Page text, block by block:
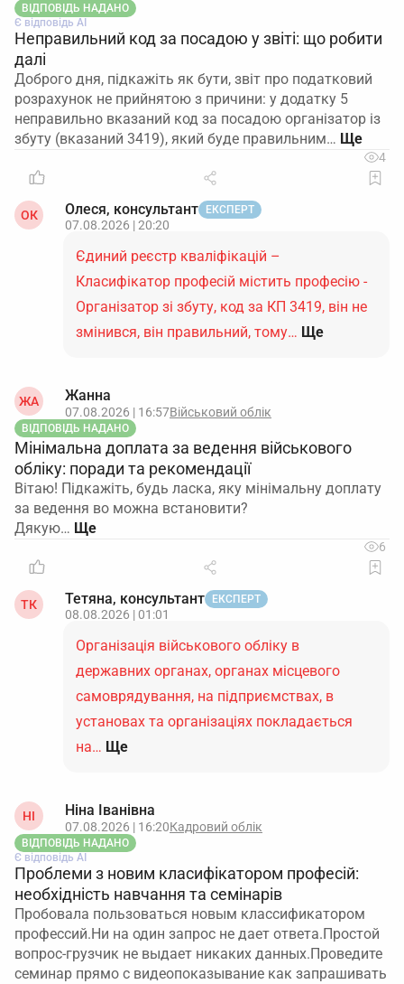
ВІДПОВІДЬ НАДАНО
Є відповідь АІ
Неправильний код за посадою у звіті: що робити
далі
Доброго дня, підкажіть як бути, звіт про податковий
розрахунок не прийнятою з причини: у додатку 5
неправильно вказаний код за посадою організатор із
збуту (вказаний 3419), який буде правильним…
4
ОК Олеся, консультант ЕКСПЕРТ
07.08.2026 | 20:20
Єдиний реєстр кваліфікацій –
Класифікатор професій містить професію -
Організатор зі збуту, код за КП 3419, він не
змінився, він правильний, тому… Ще
ЖА Жанна
07.08.2026 | 16:57Військовий облік
ВІДПОВІДЬ НАДАНО
Мінімальна доплата за ведення військового
обліку: поради та рекомендації
Вітаю! Підкажіть, будь ласка, яку мінімальну доплату
за ведення во можна встановити?
Дякую…
6
ТК Тетяна, консультант ЕКСПЕРТ
08.08.2026 | 01:01
Організація військового обліку в
державних органах, органах місцевого
самоврядування, на підприємствах, в
установах та організаціях покладається
на… Ще
НІ Ніна Іванівна
07.08.2026 | 16:20Кадровий облік
ВІДПОВІДЬ НАДАНО
Є відповідь АІ
Проблеми з новим класифікатором професій:
необхідність навчання та семінарів
Пробовала пользоваться новым классификатором
профессий.Ни на один запрос не дает ответа.Простой
вопрос-грузчик не выдает никаких данных.Проведите
семинар прямо с видеопоказывание как запрашивать